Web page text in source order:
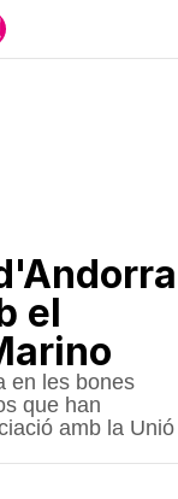
el
en les bones
que han
amb la Unió